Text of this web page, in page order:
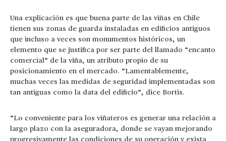
Una explicación es que buena parte de las viñas en Chile
tienen sus zonas de guarda instaladas en edificios antiguos
que incluso a veces son monumentos históricos, un
elemento que se justifica por ser parte del llamado “encanto
comercial” de la viña, un atributo propio de su
posicionamiento en el mercado. “Lamentablemente,
muchas veces las medidas de seguridad implementadas son
tan antiguas como la data del edificio”, dice Bortis.
“Lo conveniente para los viñateros es generar una relación a
largo plazo con la aseguradora, donde se vayan mejorando
progresivamente las condiciones de su operación y exista